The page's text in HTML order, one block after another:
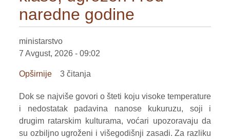
VOĆE
ŽITARICE
ŽIVA STOKA
BILTENI
REPORTERI
naredne godine
ministarstvo
7 Avgust, 2026 - 09:02
Opširnije
ugrožava
i
voćnjake:
Manje
3 čitanja
Dok se najviše govori o šteti koju visoke temperature
i nedostatak padavina nanose kukuruzu, soji i
drugim ratarskim kulturama, voćari upozoravaju da
su ozbiljno ugroženi i višegodišnji zasadi. Za razliku